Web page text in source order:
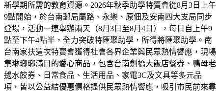
新學期所需的教育資源。2026年秋季助學特賣會從8月3日上午
9點開始，於台南郵局屬路、永樂、原佃及安南四大支局同步
登場，活動一連舉辦兩天（8月3日至8月4日），每日自上午9
點至下午4點半，全力突破特匯聚助學，所得將匯聚助學。南
台南家扶這次特賣會獲得社會各界企業與民眾熱情響應，現場
集琳瑯瑯滿目的愛心商品，包含台南劍橋大飯店餐券、鴨母老
撾水餃券、日常食品、生活用品、家電3C及文具等多元品
項，皆以公益結優惠價格提供民眾熱情響應，吸引市民前來尋